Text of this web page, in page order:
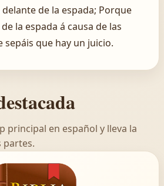
de la espada; Porque
la espada á causa de las
sepáis que hay un juicio.
principal en español y lleva la
partes.